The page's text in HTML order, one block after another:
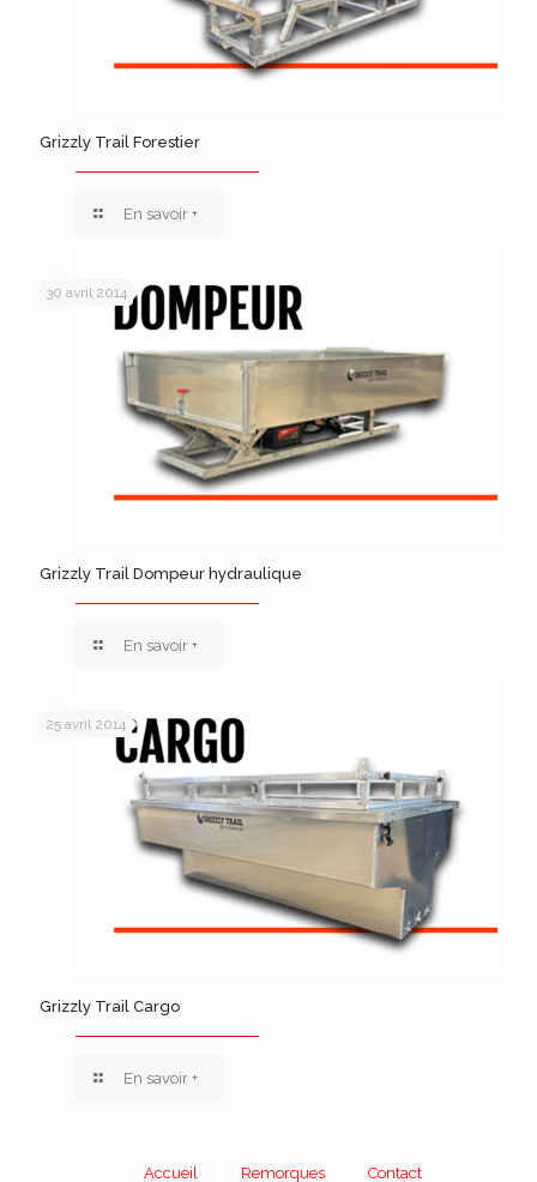
Grizzly Trail Forestier
En savoir +
30 avril 2014
Grizzly Trail Dompeur hydraulique
En savoir +
25 avril 2014
Grizzly Trail Cargo
En savoir +
Accueil Remorques Contact